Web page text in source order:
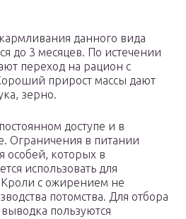
данного вида
до 3 месяцев. По истечении
переход на рацион с
прирост массы дают
зерно.
доступе и в
Ограничения в питании
особей, которых в
использовать для
с ожирением не
потомства. Для отбора
пользуются